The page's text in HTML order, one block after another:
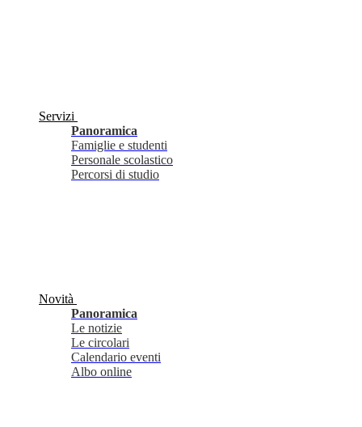
Servizi
Panoramica
Famiglie e studenti
Personale scolastico
Percorsi di studio
Novità
Panoramica
Le notizie
Le circolari
Calendario eventi
Albo online